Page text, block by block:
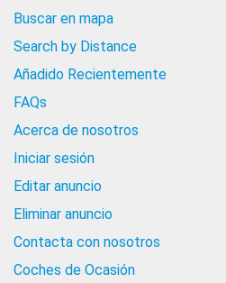
Buscar en mapa
Search by Distance
Añadido Recientemente
FAQs
Acerca de nosotros
Iniciar sesión
Editar anuncio
Eliminar anuncio
Contacta con nosotros
Coches de Ocasión